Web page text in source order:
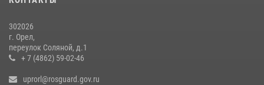
302026
г. Орел,
переулок Соляной, д.1
+ 7 (4862) 59-02-46
uprorl@rosguard.gov.ru